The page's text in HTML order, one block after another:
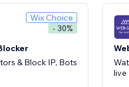
Wix Choice
- 30%
& Block IP, Bots
live